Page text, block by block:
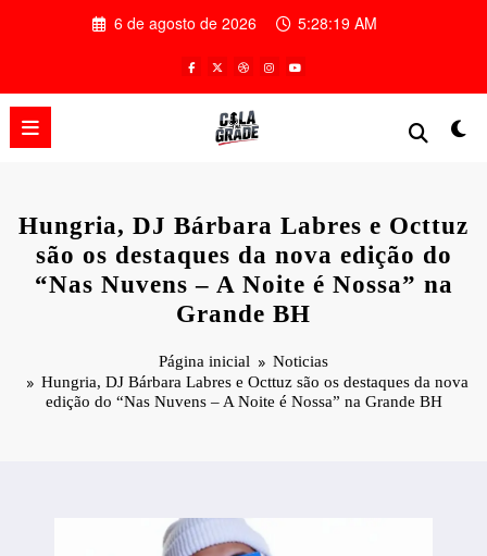
6 de agosto de 2026 5:28:20 AM
Hungria, DJ Bárbara Labres e Octtuz
são os destaques da nova edição do
“Nas Nuvens – A Noite é Nossa” na
Grande BH
Página inicial
Noticias
Hungria, DJ Bárbara Labres e Octtuz são os destaques da nova
edição do “Nas Nuvens – A Noite é Nossa” na Grande BH